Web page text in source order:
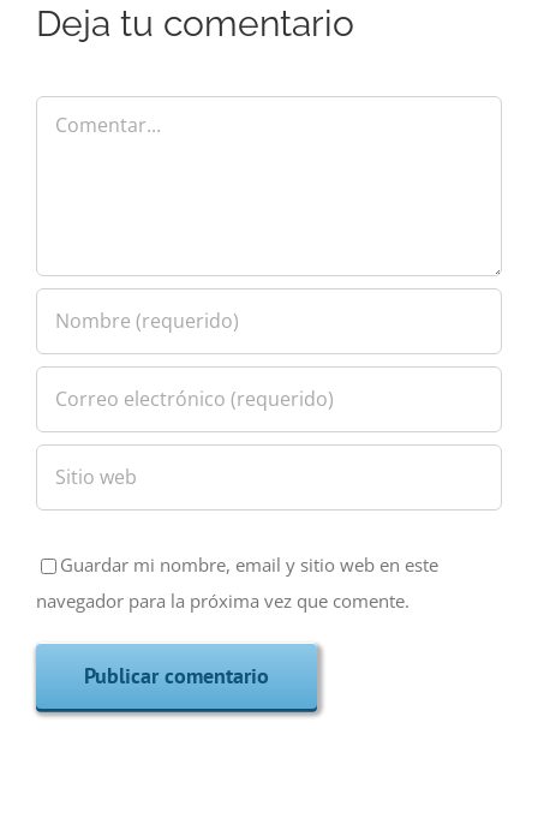
Deja tu comentario
Comentar
Guardar mi nombre, email y sitio web en este
navegador para la próxima vez que comente.